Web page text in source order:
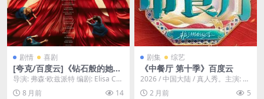
剧情 喜剧
[夸克/百度云]《钻石般的她》
-2024-1080P励志大女主-剧
情/爱情-[意大利]
导演: 弗森·欧兹派特 编剧: Elisa Cas
seri / Carlotta...
8 月前 14
剧集 综艺
《中餐厅 第十季》百度云
2026 / 中国大陆 / 真人秀。主演: 黄
晓明 / 王俊凯 / 昆凌 / 靳...
2 月前 5